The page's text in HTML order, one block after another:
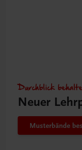
Durchblick
Neuer
Musterbände